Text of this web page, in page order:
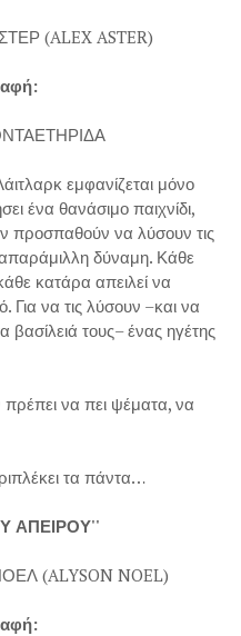
(ALEX ASTER)
εμφανίζεται μόνο
ένα θανάσιμο παιχνίδι,
προσπαθούν να λύσουν τις
δύναμη. Κάθε
κατάρα απειλεί να
Για να τις λύσουν –και να
βασίλειά τους– ένας ηγέτης
πρέπει να πει ψέματα, να
τα πάντα…
ΑΠΕΙΡΟΥ''
(ALYSON NOEL)